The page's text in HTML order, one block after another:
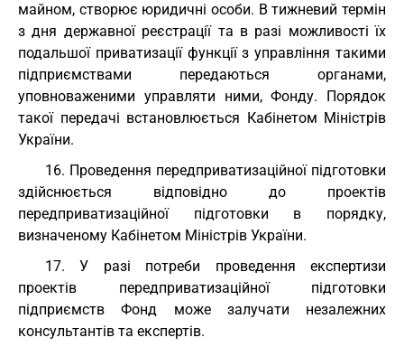
майном, створює юридичні особи. В тижневий термін
з дня державної реєстрації та в разі можливості їх
подальшої приватизації функції з управління такими
підприємствами передаються органами,
уповноваженими управляти ними, Фонду. Порядок
такої передачі встановлюється Кабінетом Міністрів
України.
16. Проведення передприватизаційної підготовки
здійснюється відповідно до проектів
передприватизаційної підготовки в порядку,
визначеному Кабінетом Міністрів України.
17. У разі потреби проведення експертизи
проектів передприватизаційної підготовки
підприємств Фонд може залучати незалежних
консультантів та експертів.